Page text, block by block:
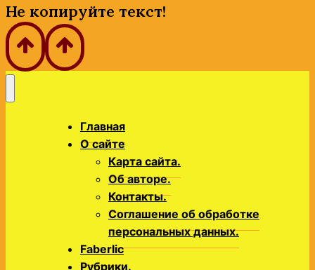
Не копируйте текст!
Главная
О сайте
Карта сайта.
Об авторе.
Контакты.
Соглашение об обработке
персональных данных.
Faberlic
Рубрики.